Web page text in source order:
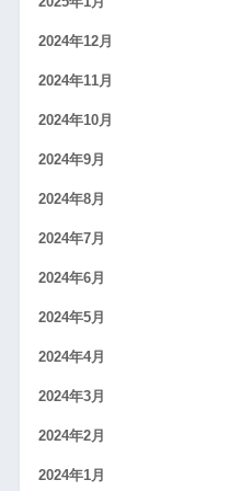
2024年12月
2024年11月
2024年10月
2024年9月
2024年8月
2024年7月
2024年6月
2024年5月
2024年4月
2024年3月
2024年2月
2024年1月